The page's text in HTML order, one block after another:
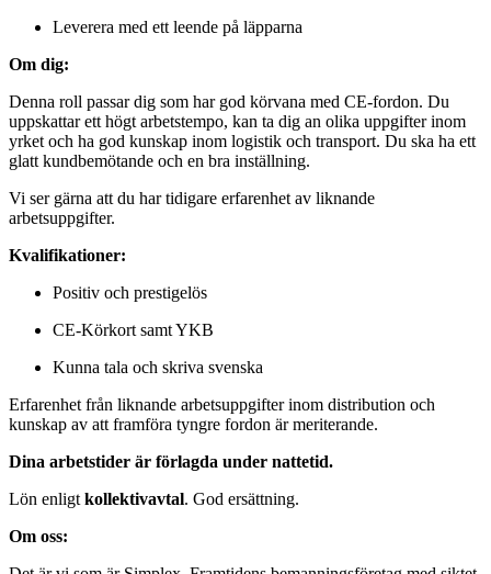
Leverera med ett leende på läpparna
Om dig:
Denna roll passar dig som har god körvana med CE-fordon. Du
uppskattar ett högt arbetstempo, kan ta dig an olika uppgifter inom
yrket och ha god kunskap inom logistik och transport. Du ska ha ett
glatt kundbemötande och en bra inställning.
Vi ser gärna att du har tidigare erfarenhet av liknande
arbetsuppgifter.
Kvalifikationer:
Positiv och prestigelös
CE-Körkort samt YKB
Kunna tala och skriva svenska
Erfarenhet från liknande arbetsuppgifter inom distribution och
kunskap av att framföra tyngre fordon är meriterande.
Dina arbetstider är förlagda under nattetid.
Lön enligt kollektivavtal. God ersättning.
Om oss: